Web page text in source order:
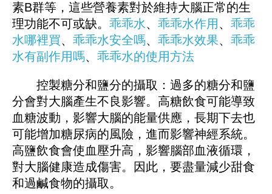
素B群等，這些營養素對於維持大腦正常的生
理功能不可或缺。 乖乖水、 乖乖水作用 、 乖乖
水哪裡買、 乖乖水安全嗎、 乖乖水效果、 乖乖
水有副作用嗎、 乖乖水的使用方法
控製糖分和鹽分的攝取：過多的糖分和鹽
分會對大腦產生不良影響。高糖飲食可能導致
血糖波動，影響大腦的能量供應，長期下去也
可能增加糖尿病的風險，進而影響神經系統。
高鹽飲食會使血壓升高，影響腦部血液循環，
對大腦健康造成傷害。因此，要盡量減少甜食
和過鹹食物的攝取。